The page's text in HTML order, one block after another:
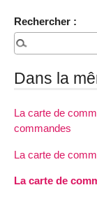
Rechercher :
Dans la
La carte de
commandes
La carte de
La carte de